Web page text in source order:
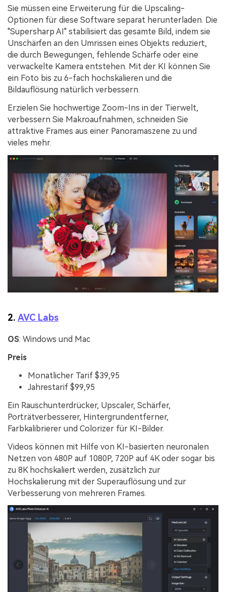
Sie müssen eine Erweiterung für die Upscaling-
Optionen für diese Software separat herunterladen. Die
"Supersharp AI" stabilisiert das gesamte Bild, indem sie
Unschärfen an den Umrissen eines Objekts reduziert,
die durch Bewegungen, fehlende Schärfe oder eine
verwackelte Kamera entstehen. Mit der KI können Sie
ein Foto bis zu 6-fach hochskalieren und die
Bildauflösung natürlich verbessern.
Erzielen Sie hochwertige Zoom-Ins in der Tierwelt,
verbessern Sie Makroaufnahmen, schneiden Sie
attraktive Frames aus einer Panoramaszene zu und
vieles mehr.
2. AVC Labs
OS: Windows und Mac
Preis
Monatlicher Tarif $39,95
Jahrestarif $99,95
Ein Rauschunterdrücker, Upscaler, Schärfer,
Porträtverbesserer, Hintergrundentferner,
Farbkalibrierer und Colorizer für KI-Bilder.
Videos können mit Hilfe von KI-basierten neuronalen
Netzen von 480P auf 1080P, 720P auf 4K oder sogar bis
zu 8K hochskaliert werden, zusätzlich zur
Hochskalierung mit der Superauflösung und zur
Verbesserung von mehreren Frames.